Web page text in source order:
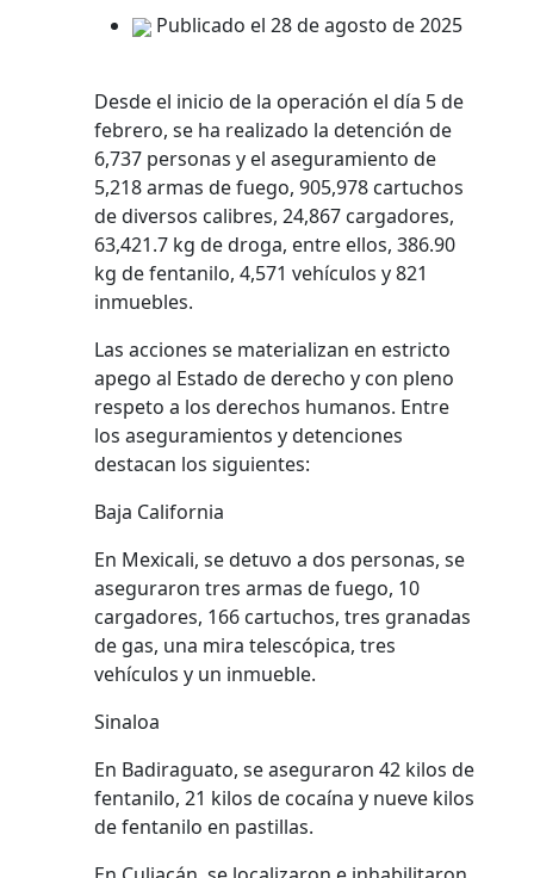
Publicado el 28 de agosto de 2025
Desde el inicio de la operación el día 5 de
febrero, se ha realizado la detención de
6,737 personas y el aseguramiento de
5,218 armas de fuego, 905,978 cartuchos
de diversos calibres, 24,867 cargadores,
63,421.7 kg de droga, entre ellos, 386.90
kg de fentanilo, 4,571 vehículos y 821
inmuebles.
Las acciones se materializan en estricto
apego al Estado de derecho y con pleno
respeto a los derechos humanos. Entre
los aseguramientos y detenciones
destacan los siguientes:
Baja California
En Mexicali, se detuvo a dos personas, se
aseguraron tres armas de fuego, 10
cargadores, 166 cartuchos, tres granadas
de gas, una mira telescópica, tres
vehículos y un inmueble.
Sinaloa
En Badiraguato, se aseguraron 42 kilos de
fentanilo, 21 kilos de cocaína y nueve kilos
de fentanilo en pastillas.